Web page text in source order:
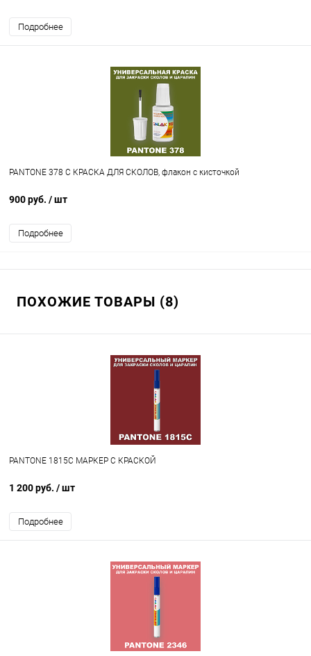
Подробнее
PANTONE 378 C КРАСКА ДЛЯ СКОЛОВ, флакон с кисточкой
900 руб. / шт
Подробнее
ПОХОЖИЕ ТОВАРЫ (8)
PANTONE 1815C МАРКЕР С КРАСКОЙ
1 200 руб. / шт
Подробнее